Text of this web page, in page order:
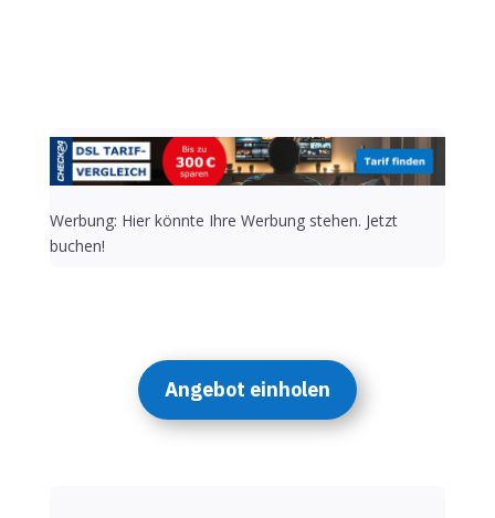
Werbung: Hier könnte Ihre Werbung stehen. Jetzt
buchen!
Angebot einholen